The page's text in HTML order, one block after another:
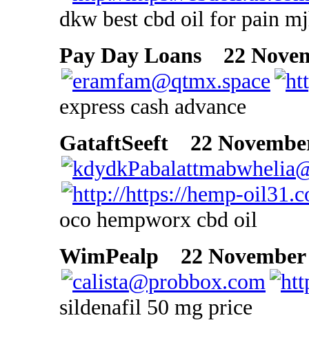
dkw best cbd oil for pain
Pay Day Loans
22
express cash advance
GataftSeeft
22
oco hempworx cbd oil
WimPealp
22
sildenafil 50 mg price